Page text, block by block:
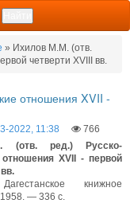
» Ихилов М.М. (отв.
четверти XVIII вв.
отношения XVII -
2022, 11:38
766
(отв. ред.) Русско-
отношения XVII - первой
книжное
— 336 с.